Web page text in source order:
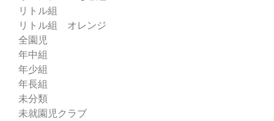
リトル組
リトル組 オレンジ
全園児
年中組
年少組
年長組
未分類
未就園児クラブ